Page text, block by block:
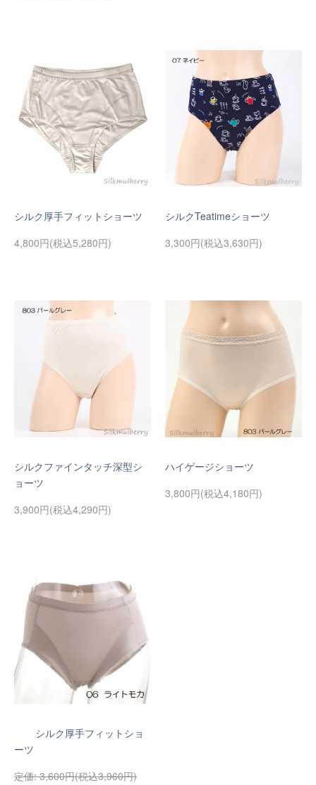
シルク厚手フィットショーツ
4,800円(税込5,280円)
シルクTeatimeショーツ
3,300円(税込3,630円)
シルクファインタッチ深型シ
ョーツ
3,900円(税込4,290円)
ハイゲージショーツ
3,800円(税込4,180円)
シルク厚手フィットショ
ーツ
3,600円(税込3,960円)